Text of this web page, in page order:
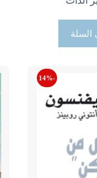
ج.
السلة
-14%